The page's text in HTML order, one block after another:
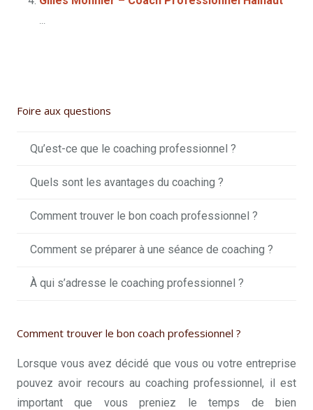
...
Foire aux questions
Qu’est-ce que le coaching professionnel ?
Quels sont les avantages du coaching ?
Comment trouver le bon coach professionnel ?
Comment se préparer à une séance de coaching ?
À qui s’adresse le coaching professionnel ?
Comment trouver le bon coach professionnel ?
Lorsque vous avez décidé que vous ou votre entreprise
pouvez avoir recours au coaching professionnel, il est
important que vous preniez le temps de bien